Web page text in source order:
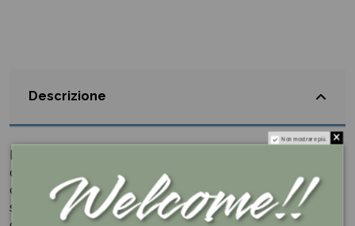
Descrizione
con l'esclusiva collezione di confetti
. Ogni
confetto è un piccolo scrigno di felicità, pronto a
sprigionare allegria e colore durante i momenti speciali
Non mostrare più.